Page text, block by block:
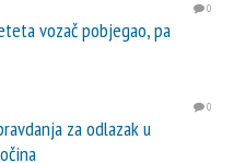
0
vozač pobjegao, pa
0
za odlazak u